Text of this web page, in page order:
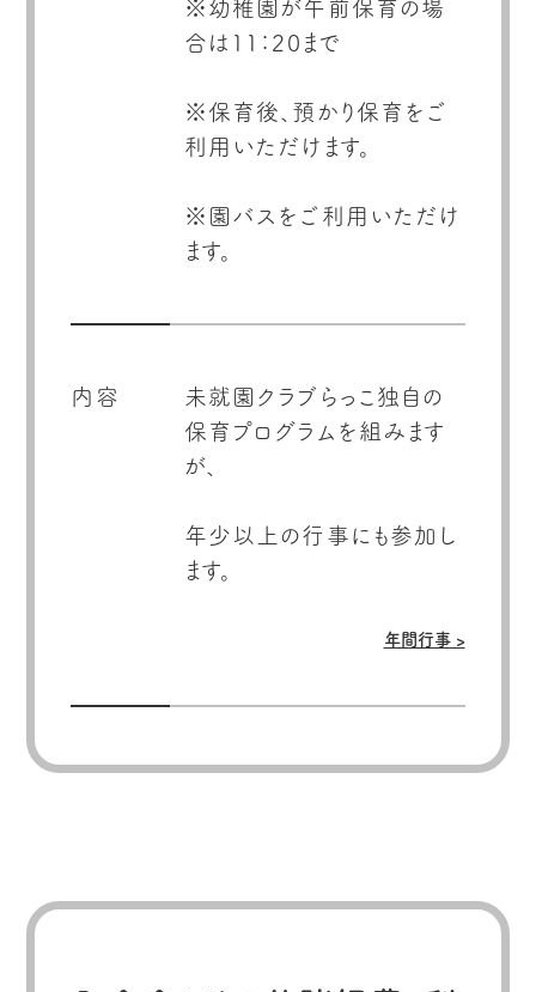
※幼稚園が午前保育の場
合は11：20まで
※保育後、預かり保育をご
利用いただけます。
※園バスをご利用いただけ
内容
未就園クラブらっこ独自の
保育プログラムを組みます
が、
年少以上の行事にも参加し
年間行事 >